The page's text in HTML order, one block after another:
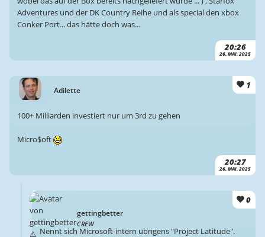
20:26
26. MAI. 2025
Adventures und der DK Country Reihe und als special den xbox
Conker Port... das hätte doch was...
Adilette
1
20:27
26. MAI. 2025
100+ Milliarden investiert nur um 3rd zu gehen
Micro$oft
gettingbetter
CREW
0
Nennt sich Microsoft-intern übrigens "Project Latitude".